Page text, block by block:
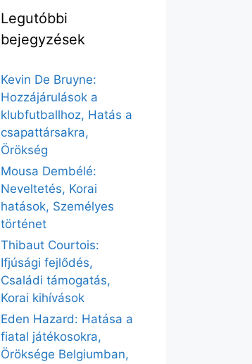
Legutóbbi
bejegyzések
Kevin De Bruyne:
Hozzájárulások a
klubfutballhoz, Hatás a
csapattársakra,
Örökség
Mousa Dembélé:
Neveltetés, Korai
hatások, Személyes
történet
Thibaut Courtois:
Ifjúsági fejlődés,
Családi támogatás,
Korai kihívások
Eden Hazard: Hatása a
fiatal játékosokra,
Öröksége Belgiumban,